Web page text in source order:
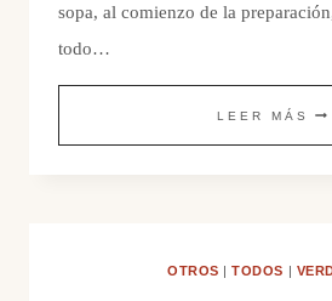
sopa, al comienzo de la
todo…
LEER MÁS
OTROS |TODOS |